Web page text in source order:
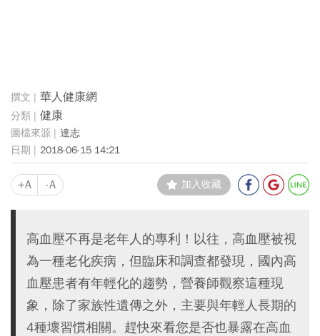
華人健康網
健康
達志
2018-06-15 14:21
+A -A 加入收藏
高血壓不再是老年人的專利！以往，高血壓被視
為一種老化疾病，但臨床和調查都發現，國內高
血壓患者有年輕化的趨勢，營養師觀察這種現
象，除了家族性遺傳之外，主要與年輕人長期的
4種壞習慣相關。趕快來看您是否也暴露在高血